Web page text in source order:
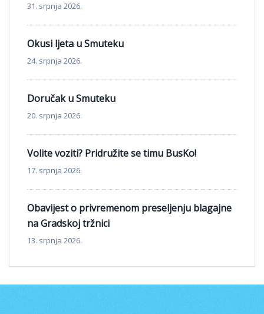
31. srpnja 2026.
Okusi ljeta u Smuteku
24. srpnja 2026.
Doručak u Smuteku
20. srpnja 2026.
Volite voziti? Pridružite se timu BusKo!
17. srpnja 2026.
Obavijest o privremenom preseljenju blagajne
na Gradskoj tržnici
13. srpnja 2026.